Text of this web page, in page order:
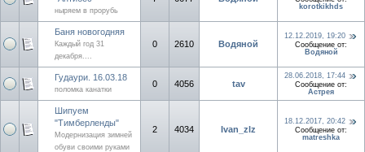
ныряем в прорубь
korotkikhds
Баня новогодняя
Каждый год 31
декабря....
0 2610 Водяной
12.12.2019, 19:20
Сообщение от:
Водяной
Гудаури. 16.03.18
поломка канатки
0 4056 tav
28.06.2018, 17:44
Сообщение от:
Астрея
Шипуем
"Тимберленды"
Модернизация зимней
обуви своими руками
2 4034 Ivan_zlz
18.12.2017, 20:42
Сообщение от:
matreshka